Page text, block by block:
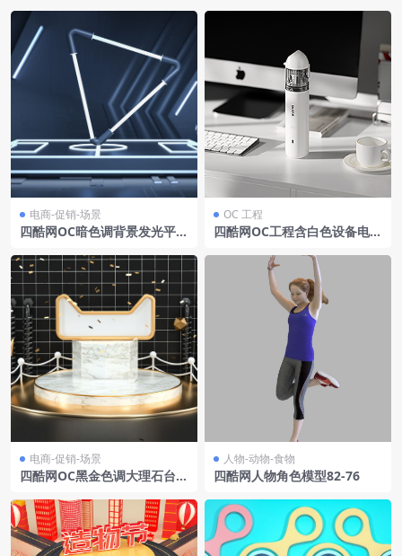
电商-促销-场景
四酷网OC暗色调背景发光平台
OC 工程
四酷网OC工程含白色设备电脑
电商-促销-场景
四酷网OC黑金色调大理石台金
人物-动物-食物
四酷网人物角色模型82-76